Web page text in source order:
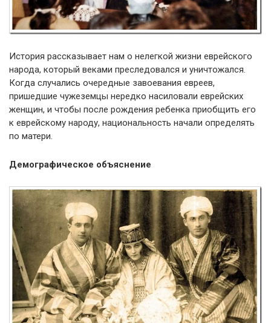
История рассказывает нам о нелегкой жизни еврейского
народа, который веками преследовался и уничтожался.
Когда случались очередные завоевания евреев,
пришедшие чужеземцы нередко насиловали еврейских
женщин, и чтобы после рождения ребенка приобщить его
к еврейскому народу, национальность начали определять
по матери.
Демографическое объяснение